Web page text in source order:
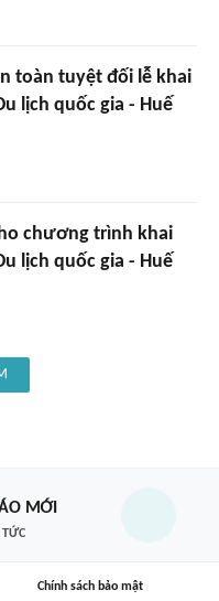
toàn tuyệt đối lễ khai
lịch quốc gia - Huế
chương trình khai
lịch quốc gia - Huế
MỚI
Chính sách bảo mật